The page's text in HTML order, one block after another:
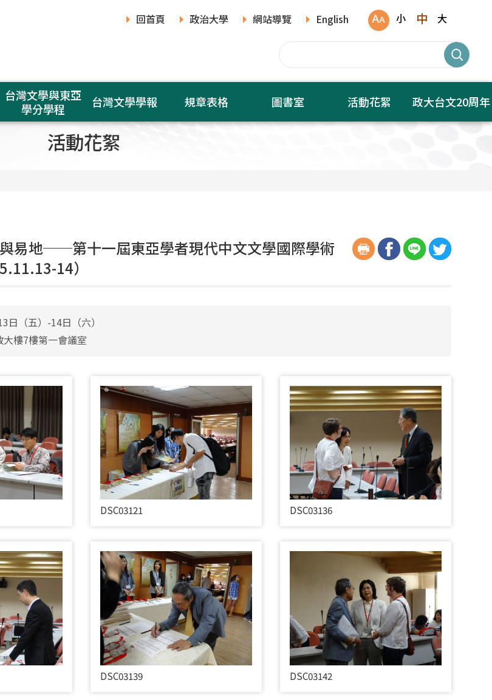
回首頁
政治大學 網站導覽 English 小 中 大
台灣文學與東亞
學分學程
台灣文學學報 規章表格 圖書室 活動花絮 政大台文20周年
活動花絮
易地──第十一屆東亞學者現代中文文學國際學術
14）
日（五）-14日（六）
樓7樓第一會議室
DSC03121 DSC03136
DSC03139 DSC03142